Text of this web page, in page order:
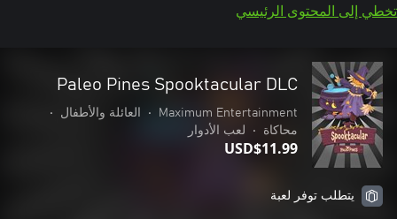
تخطي إلى المحتوى الرئيسي
Paleo Pines Spooktacular DLC
Maximum Entertainment
• العائلة والأطفال
•
محاكاة
• لعب الأدوار
USD$11.99
يتطلب توفر لعبة